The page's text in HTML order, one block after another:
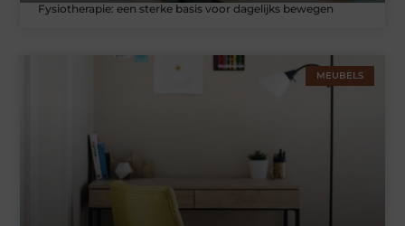
Fysiotherapie: een sterke basis voor dagelijks bewegen
MEUBELS